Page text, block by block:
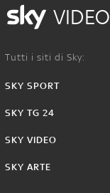
VIDEO
Tutti i siti di Sky:
SKY SPORT
SKY TG 24
SKY VIDEO
SKY ARTE